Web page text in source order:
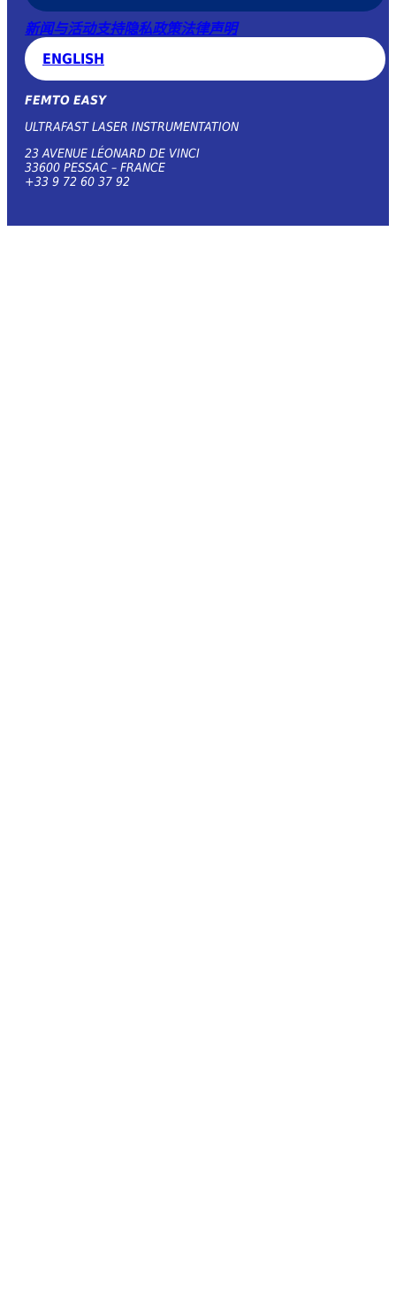
新闻与活动支持隐私政策法律声明
ENGLISH
FEMTO EASY
ULTRAFAST LASER INSTRUMENTATION
23 AVENUE LÉONARD DE VINCI
33600 PESSAC – FRANCE
+33 9 72 60 37 92